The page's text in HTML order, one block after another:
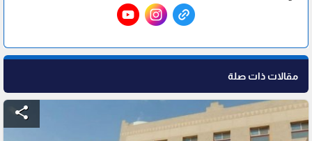
مقالات ذات صلة
share